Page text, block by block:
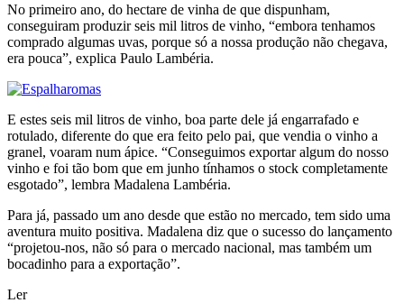
No primeiro ano, do hectare de vinha de que dispunham,
conseguiram produzir seis mil litros de vinho, “embora tenhamos
comprado algumas uvas, porque só a nossa produção não chegava,
era pouca”, explica Paulo Lambéria.
E estes seis mil litros de vinho, boa parte dele já engarrafado e
rotulado, diferente do que era feito pelo pai, que vendia o vinho a
granel, voaram num ápice. “Conseguimos exportar algum do nosso
vinho e foi tão bom que em junho tínhamos o stock completamente
esgotado”, lembra Madalena Lambéria.
Para já, passado um ano desde que estão no mercado, tem sido uma
aventura muito positiva. Madalena diz que o sucesso do lançamento
“projetou-nos, não só para o mercado nacional, mas também um
bocadinho para a exportação”.
Ler